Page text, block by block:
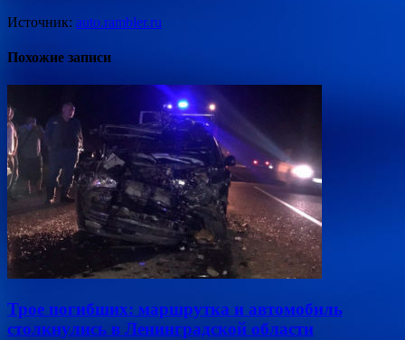
Источник: auto.rambler.ru
Похожие записи
Трое погибших: маршрутка и автомобиль
столкнулись в Ленинградской области